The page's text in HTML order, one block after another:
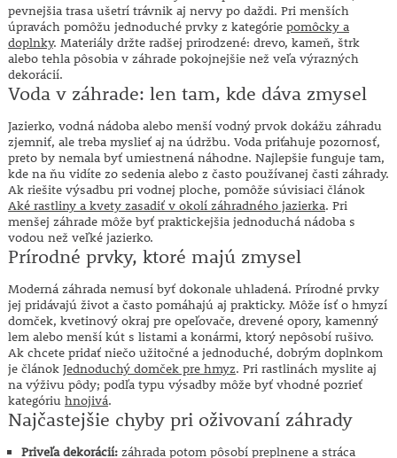
pevnejšia trasa ušetrí trávnik aj nervy po daždi. Pri menších
úpravách pomôžu jednoduché prvky z kategórie pomôcky a
doplnky. Materiály držte radšej prirodzené: drevo, kameň, štrk
alebo tehla pôsobia v záhrade pokojnejšie než veľa výrazných
dekorácií.
Voda v záhrade: len tam, kde dáva zmysel
Jazierko, vodná nádoba alebo menší vodný prvok dokážu záhradu
zjemniť, ale treba myslieť aj na údržbu. Voda priťahuje pozornosť,
preto by nemala byť umiestnená náhodne. Najlepšie funguje tam,
kde na ňu vidíte zo sedenia alebo z často používanej časti záhrady.
Ak riešite výsadbu pri vodnej ploche, pomôže súvisiaci článok
Aké rastliny a kvety zasadiť v okolí záhradného jazierka. Pri
menšej záhrade môže byť praktickejšia jednoduchá nádoba s
vodou než veľké jazierko.
Prírodné prvky, ktoré majú zmysel
Moderná záhrada nemusí byť dokonale uhladená. Prírodné prvky
jej pridávajú život a často pomáhajú aj prakticky. Môže ísť o hmyzí
domček, kvetinový okraj pre opeľovače, drevené opory, kamenný
lem alebo menší kút s listami a konármi, ktorý nepôsobí rušivo.
Ak chcete pridať niečo užitočné a jednoduché, dobrým doplnkom
je článok Jednoduchý domček pre hmyz. Pri rastlinách myslite aj
na výživu pôdy; podľa typu výsadby môže byť vhodné pozrieť
kategóriu hnojivá.
Najčastejšie chyby pri oživovaní záhrady
Priveľa dekorácií:záhrada potom pôsobí preplnene a stráca